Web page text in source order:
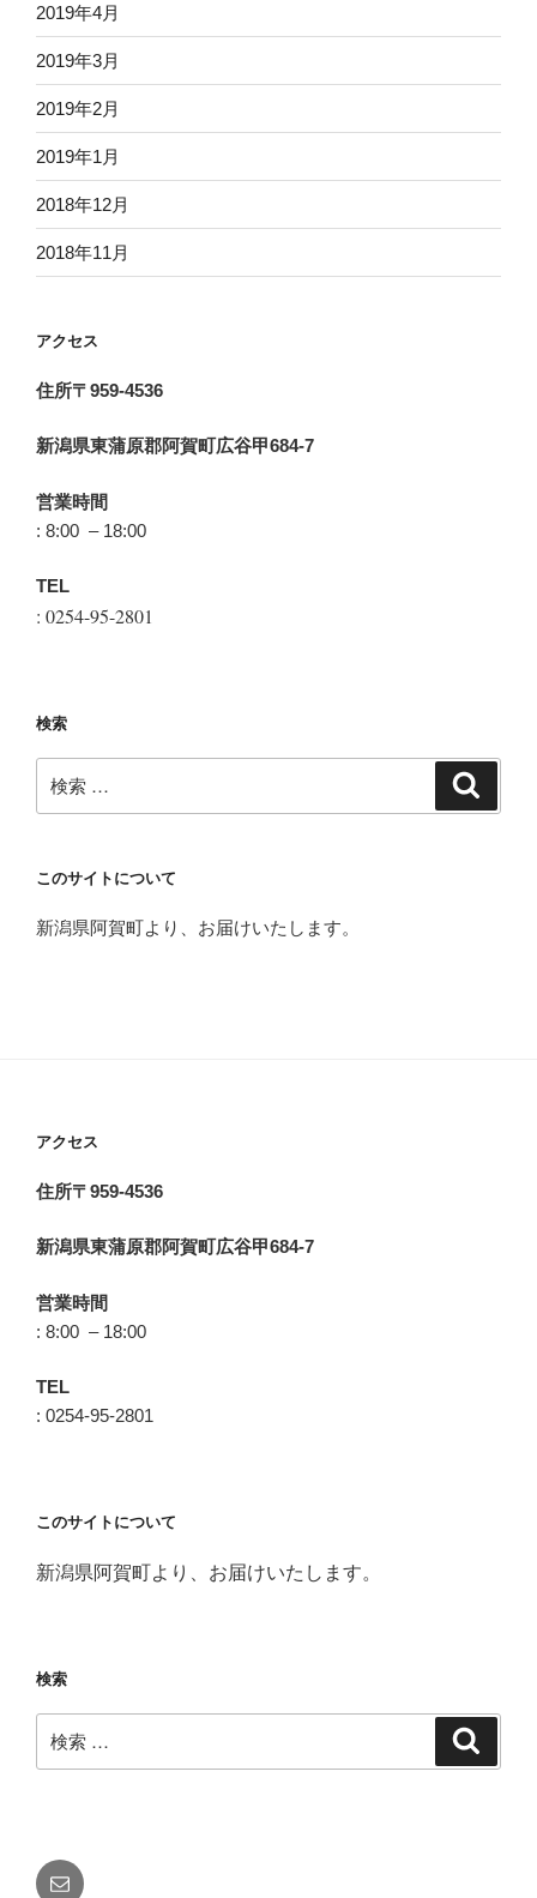
2019年4月
2019年3月
2019年2月
2019年1月
2018年12月
2018年11月
アクセス
住所〒959-4536
新潟県東蒲原郡阿賀町広谷甲684-7
営業時間
: 8:00 – 18:00
TEL
: 0254-95-2801
検索
索:
このサイトについて
新潟県阿賀町より、お届けいたします。
アクセス
住所〒959-4536
新潟県東蒲原郡阿賀町広谷甲684-7
営業時間
: 8:00 – 18:00
TEL
: 0254-95-2801
このサイトについて
新潟県阿賀町より、お届けいたします。
検索
索:
メ